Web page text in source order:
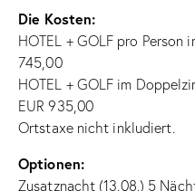
Die Kosten:
HOTEL + GOLF pro Person
745,00
HOTEL + GOLF im
EUR 935,00
Ortstaxe nicht inkludiert.
Optionen:
Zusatznacht (13.08.) 5